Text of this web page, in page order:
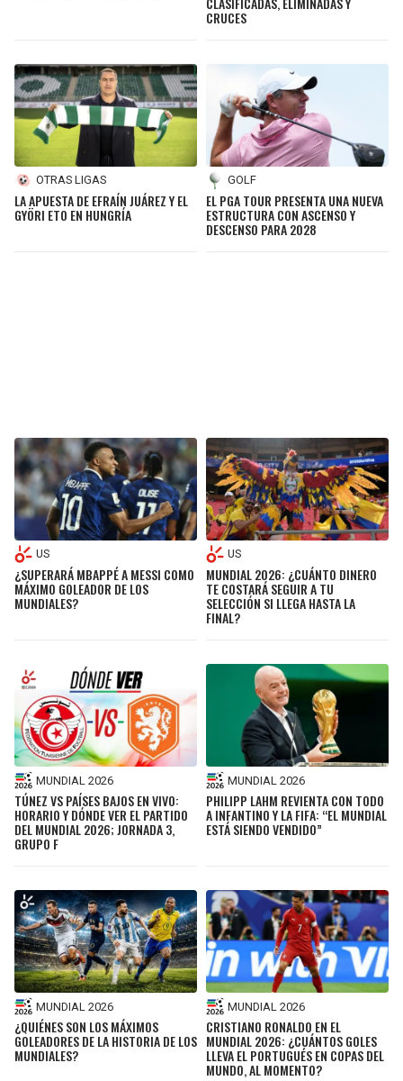
CRUCES
OTRAS LIGAS
LA APUESTA DE EFRAÍN JUÁREZ Y EL
GYÖRI ETO EN HUNGRÍA
GOLF
EL PGA TOUR PRESENTA UNA NUEVA
ESTRUCTURA CON ASCENSO Y
DESCENSO PARA 2028
US
¿SUPERARÁ MBAPPÉ A MESSI COMO
MÁXIMO GOLEADOR DE LOS
MUNDIALES?
US
MUNDIAL 2026: ¿CUÁNTO DINERO
TE COSTARÁ SEGUIR A TU
SELECCIÓN SI LLEGA HASTA LA
FINAL?
MUNDIAL 2026
TÚNEZ VS PAÍSES BAJOS EN VIVO:
HORARIO Y DÓNDE VER EL PARTIDO
DEL MUNDIAL 2026; JORNADA 3,
GRUPO F
MUNDIAL 2026
PHILIPP LAHM REVIENTA CON TODO
A INFANTINO Y LA FIFA: “EL MUNDIAL
ESTÁ SIENDO VENDIDO”
MUNDIAL 2026
¿QUIÉNES SON LOS MÁXIMOS
GOLEADORES DE LA HISTORIA DE LOS
MUNDIALES?
MUNDIAL 2026
CRISTIANO RONALDO EN EL
MUNDIAL 2026: ¿CUÁNTOS GOLES
LLEVA EL PORTUGUÉS EN COPAS DEL
MUNDO, AL MOMENTO?